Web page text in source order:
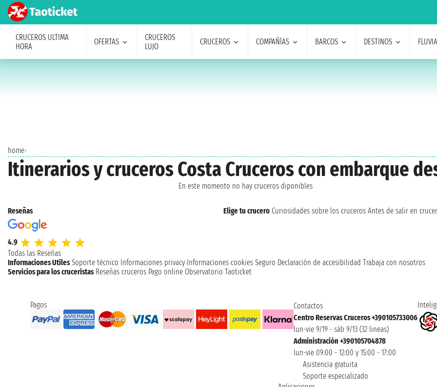
CRUCEROS ULTIMA
HORA
OFERTAS
CRUCEROS
LUJO
CRUCEROS COMPAÑÍAS BARCOS DESTINOS
home›
Itinerarios y cruceros Costa Cruceros con embarque
En este momento no hay cruceros diponibles
Reseñas
4.9
Todas las Reseñas
Elige tu crucero Curiosidades sobre los cruceros Antes de salir en
Informaciones Utiles Soporte técnico Informaciones privacy Informaciones cookies Seguro Declaración de accesibilidad Trabaja con nosotros
Servicios para los cruceristas Reseñas cruceros Pago online Observatorio Taoticket
Pagos
Contactos
Centro Reservas Cruceros +390105733006
lun-vie 9/19 - sáb 9/13 (32 lineas)
Administración +390105704878
lun-vie 09:00 - 12:00 y 15:00 - 17:00
Asistencia gratuita
Soporte especializado